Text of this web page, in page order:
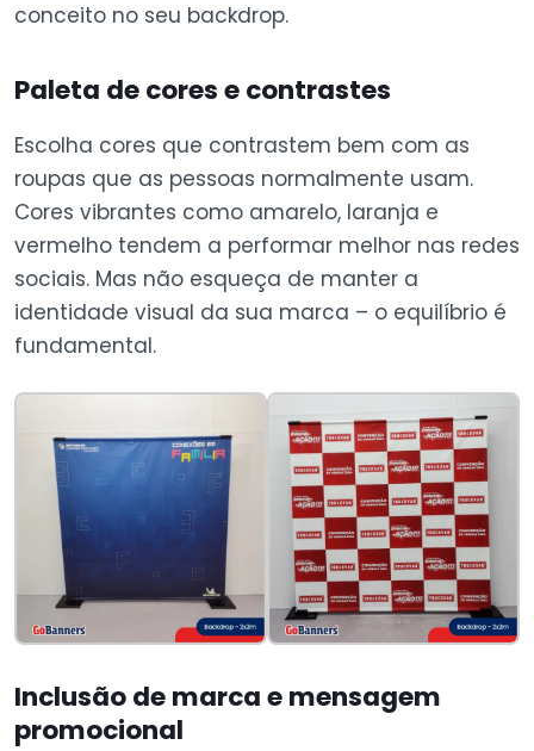
conceito no seu backdrop.
Paleta de cores e contrastes
Escolha cores que contrastem bem com as
roupas que as pessoas normalmente usam.
Cores vibrantes como amarelo, laranja e
vermelho tendem a performar melhor nas redes
sociais. Mas não esqueça de manter a
identidade visual da sua marca – o equilíbrio é
fundamental.
Inclusão de marca e mensagem
promocional